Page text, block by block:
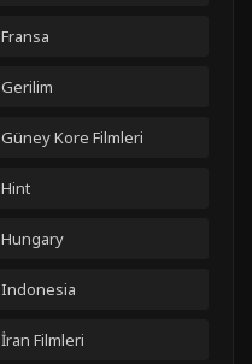
Fransa
Gerilim
Güney Kore Filmleri
Hint
Hungary
Indonesia
İran Filmleri